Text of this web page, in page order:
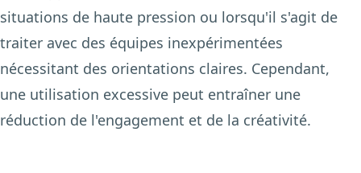
situations de haute pression ou lorsqu'il s'agit de
traiter avec des équipes inexpérimentées
nécessitant des orientations claires. Cependant,
une utilisation excessive peut entraîner une
réduction de l'engagement et de la créativité.